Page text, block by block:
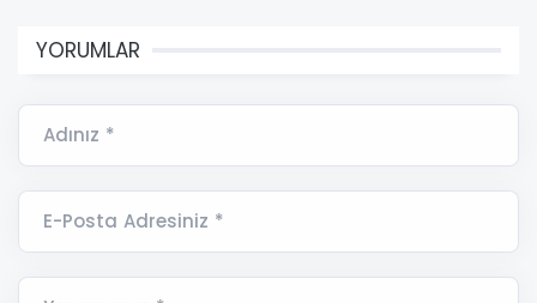
YORUMLAR
Adınız *
E-Posta Adresiniz *